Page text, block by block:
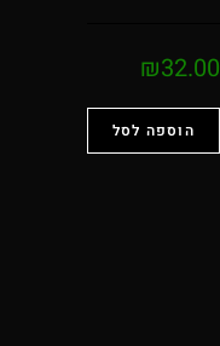
₪32.00
הוספה לסל